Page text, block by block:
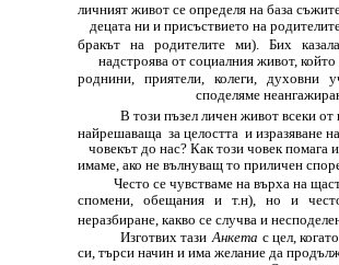
личният живот се определя на база
децата ни и присъствието на
бракът на родителите ми). Бих
надстроява от социалния живот,
роднини, приятели, колеги, духовни
споделяме
В този пъзел личен живот всеки
най­решаваща за целостта и изразяване
човекът до нас? Как този човек помага
имаме, ако не вълнуващ то приличен
Често се чувстваме на върха на
спомени, обещания и т.н), но и
неразбиране, какво се случва и
Изготвих тази Анкета с цел,
си, търси начин и има желание да